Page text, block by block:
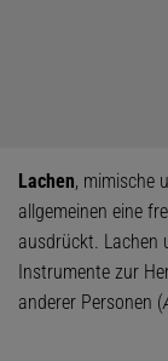
Lachen, mimische
allgemeinen eine
ausdrückt. Lachen
Instrumente zur
anderer Personen (